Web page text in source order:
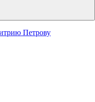
Петрову